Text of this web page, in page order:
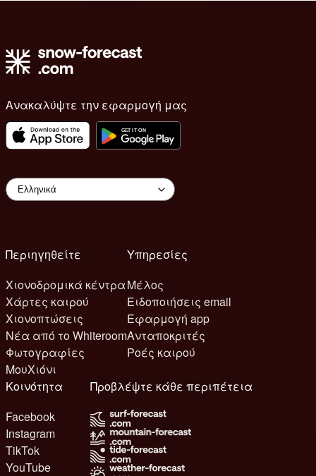
Ανακαλύψτε την εφαρμογή μας
Περιηγηθείτε
Χιονοδρομικά κέντρα
Χάρτες καιρού
Χιονοπτώσεις
Νέα από το Whiteroom
Φωτογραφίες
ΜουΧιόνι
Υπηρεσίες
Μέλος
Ειδοποιήσεις email
Εφαρμογή app
Ανταποκριτές
Ροές καιρού
Κοινότητα
Facebook
Instagram
TikTok
YouTube
Προβλέψτε κάθε περιπέτεια